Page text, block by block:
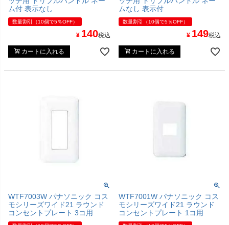
ム付 表示なし
数量割引（10個で5％OFF）
¥ 140税込
カートに入れる
ムなし 表示付
数量割引（10個で5％OFF）
¥ 149税込
カートに入れる
WTF7003W パナソニック コス
モシリーズワイド21 ラウンド
コンセントプレート 3コ用
WTF7001W パナソニック コス
モシリーズワイド21 ラウンド
コンセントプレート 1コ用